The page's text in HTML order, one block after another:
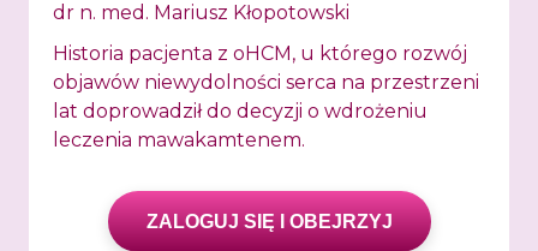
dr n. med. Mariusz Kłopotowski
Historia pacjenta z oHCM, u którego rozwój
objawów niewydolności serca na przestrzeni
lat doprowadził do decyzji o wdrożeniu
leczenia mawakamtenem.
ZALOGUJ SIĘ I OBEJRZYJ